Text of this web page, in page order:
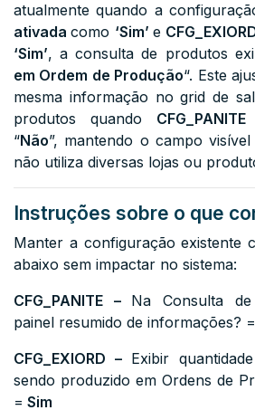
atualmente quando a
ativadacomo ‘Sim’ e
‘Sim’, a consulta de produtos
em Ordem de Produção“. Este
mesma informação no grid de
produtos quando CFG_PANITE
“Não”, mantendo o campo
não utiliza diversas lojas ou
Instruções sobre o que
Manter a configuração existente
abaixo sem impactar no sistema:
CFG_PANITE – Na Consulta
painel resumido de informações? =
CFG_EXIORD – Exibir
sendo produzido em Ordens de
= Sim